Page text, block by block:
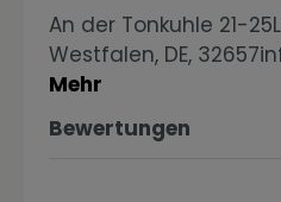
An der Tonkuhle 21-
Westfalen, DE,
Mehr
Bewertungen